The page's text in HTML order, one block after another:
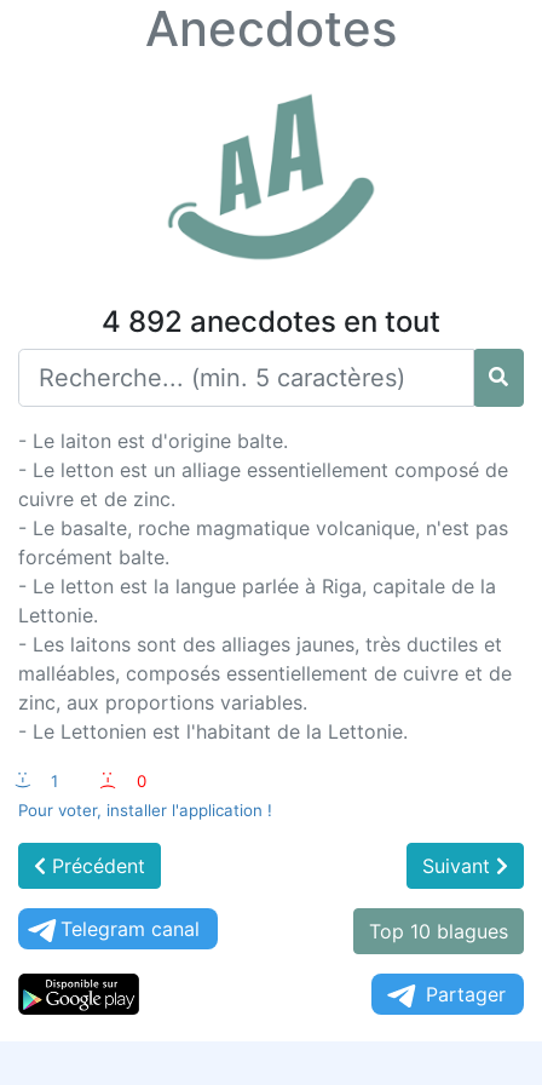
Anecdotes
4 892 anecdotes en tout
- Le laiton est d'origine balte.
- Le letton est un alliage essentiellement composé de
cuivre et de zinc.
- Le basalte, roche magmatique volcanique, n'est pas
forcément balte.
- Le letton est la langue parlée à Riga, capitale de la
Lettonie.
- Les laitons sont des alliages jaunes, très ductiles et
malléables, composés essentiellement de cuivre et de
zinc, aux proportions variables.
- Le Lettonien est l'habitant de la Lettonie.
:-) 1 :-(
0
Pour voter, installer l'application !
Précédent Suivant
Telegram canal Top 10 blagues
Partager